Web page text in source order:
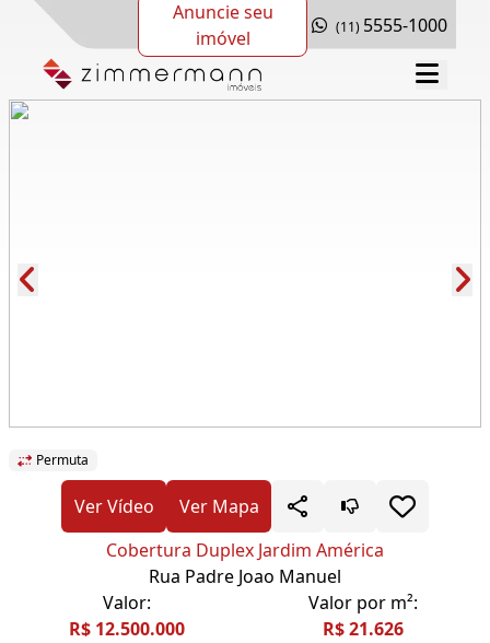
Anuncie seu
imóvel
(11) 5555-1000
Permuta
Ver Vídeo
Ver Mapa
Cobertura Duplex Jardim América
Rua Padre Joao Manuel
Valor:
R$ 12.500.000
Valor por m²:
R$ 21.626